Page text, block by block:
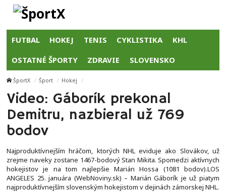
FUTBAL HOKEJ TENIS CYKLISTIKA KHL
OSTATNÉ ŠPORTY ZDRAVIE SLOVENSKO
ŠportX Šport Hokej
Video: Gáborík prekonal
Demitru, nazbieral už 769
bodov
Najproduktívnejším hráčom, ktorých NHL eviduje ako Slovákov, už
zrejme naveky zostane 1467-bodový Stan Mikita. Spomedzi aktívnych
hokejistov je na tom najlepšie Marián Hossa (1081 bodov).LOS
ANGELES 25. januára (WebNoviny.sk) – Marián Gáborík je už piatym
najproduktívnejším slovenským hokejistom v dejinách zámorskej NHL.